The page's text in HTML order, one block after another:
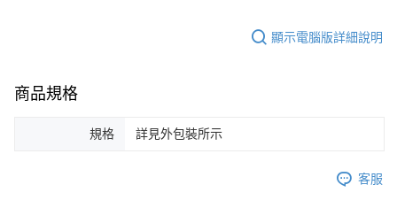
顯示電腦版詳細說明
商品規格
規格 詳見外包裝所示
客服